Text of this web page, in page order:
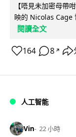
【唔見未加密母帶
映的 Nicolas Cage
閱讀全文
164 8 ↗
人工智能
Vin 22 小時